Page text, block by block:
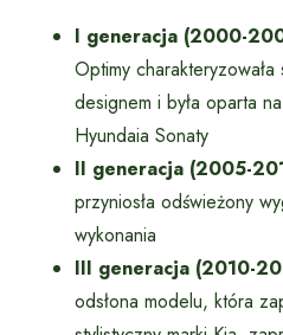
I generacja (2000-
Optimy
designem i była oparta
Hyundaia Sonaty
II generacja (2005-
przyniosła odświeżony
wykonania
III generacja (2010-
odsłona modelu, która